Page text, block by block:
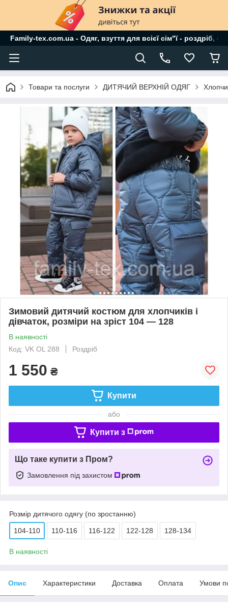
Family-tex.com.ua - Одяг, взуття для всієї сім"ї - роздріб,
Товари та послуги ДИТЯЧИЙ ВЕРХНІЙ ОДЯГ
Зимовий дитячий костюм для хлопчиків і
дівчаток, розміри на зріст 104 — 128
В наявності
Код: VK OL 288
Роздріб
1 550 ₴
Купити
або
Купити з
Що таке купити з Пром?
Замовлення під захистом
Розмір дитячого одягу (по зростанню)
104-110 110-116 116-122 122-128 128-134
В наявності
Опис Характеристики Доставка Оплата Умови